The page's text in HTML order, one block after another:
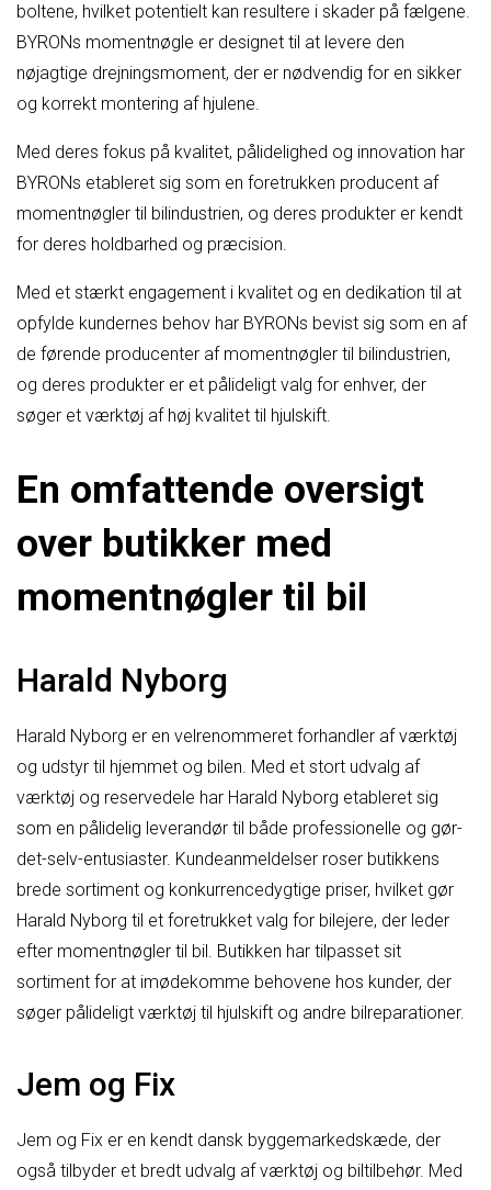
boltene, hvilket potentielt kan resultere i skader på fælgene.
BYRONs momentnøgle er designet til at levere den
nøjagtige drejningsmoment, der er nødvendig for en sikker
og korrekt montering af hjulene.
Med deres fokus på kvalitet, pålidelighed og innovation har
BYRONs etableret sig som en foretrukken producent af
momentnøgler til bilindustrien, og deres produkter er kendt
for deres holdbarhed og præcision.
Med et stærkt engagement i kvalitet og en dedikation til at
opfylde kundernes behov har BYRONs bevist sig som en af
de førende producenter af momentnøgler til bilindustrien,
og deres produkter er et pålideligt valg for enhver, der
søger et værktøj af høj kvalitet til hjulskift.
En omfattende oversigt
over butikker med
momentnøgler til bil
Harald Nyborg
Harald Nyborg er en velrenommeret forhandler af værktøj
og udstyr til hjemmet og bilen. Med et stort udvalg af
værktøj og reservedele har Harald Nyborg etableret sig
som en pålidelig leverandør til både professionelle og gør-
det-selv-entusiaster. Kundeanmeldelser roser butikkens
brede sortiment og konkurrencedygtige priser, hvilket gør
Harald Nyborg til et foretrukket valg for bilejere, der leder
efter momentnøgler til bil. Butikken har tilpasset sit
sortiment for at imødekomme behovene hos kunder, der
søger pålideligt værktøj til hjulskift og andre bilreparationer.
Jem og Fix
Jem og Fix er en kendt dansk byggemarkedskæde, der
også tilbyder et bredt udvalg af værktøj og biltilbehør. Med